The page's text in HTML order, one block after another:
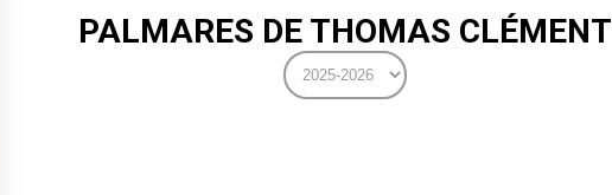
PALMARES DE THOMAS CLÉMENT